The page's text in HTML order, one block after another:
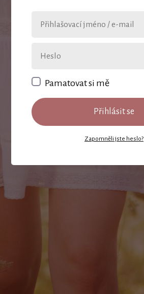
Pamatovat si mě
Přihlásit se
Zapomněli jste heslo?